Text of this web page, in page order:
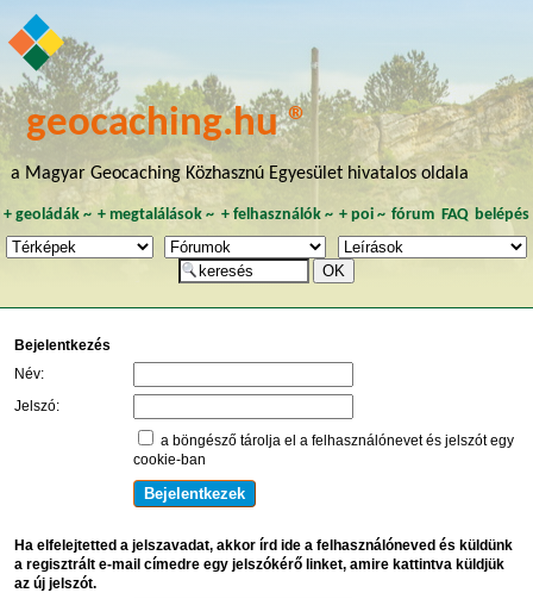
geocaching.hu ®
a Magyar Geocaching Közhasznú Egyesület hivatalos oldala
+ geoládák~ +megtalálások ~ + felhasználók~ + poi~ fórum FAQ belépés
Bejelentkezés
Név:
Jelszó:
a böngésző tárolja el a felhasználónevet és jelszót egy
cookie-ban
Ha elfelejtetted a jelszavadat, akkor írd ide a felhasználóneved és küldünk
a regisztrált e-mail címedre egy jelszókérő linket, amire kattintva küldjük
az új jelszót.